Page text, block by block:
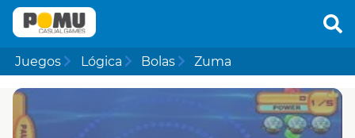
Juegos Lógica Bolas Zuma